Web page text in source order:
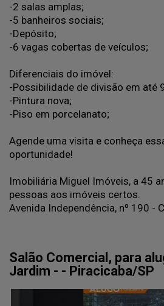
-2 salas amplas;
-5 banheiros sociais;
-Depósito;
-6 vagas cobertas de veículos;
Diferenciais do imóvel:
-Possibilidade de divisão em até
-Pintura nova;
-Piso em porcelanato;
Agende uma visita e conheça
oportunidade!
Imobiliária Miguel Imóveis, a 45
pessoas aos imóveis certos.
Avenida Independência, nº 190 -
Salão Comercial, para
Jardim - - Piracicaba/SP